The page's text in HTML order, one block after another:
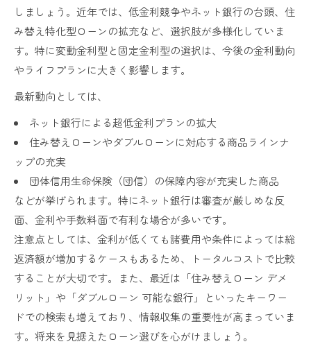
しましょう。近年では、低金利競争やネット銀行の台頭、住
み替え特化型ローンの拡充など、選択肢が多様化していま
す。特に変動金利型と固定金利型の選択は、今後の金利動向
やライフプランに大きく影響します。
最新動向としては、
ネット銀行による超低金利プランの拡大
住み替えローンやダブルローンに対応する商品ラインナ
ップの充実
団体信用生命保険（団信）の保障内容が充実した商品
などが挙げられます。特にネット銀行は審査が厳しめな反
面、金利や手数料面で有利な場合が多いです。
注意点としては、金利が低くても諸費用や条件によっては総
返済額が増加するケースもあるため、トータルコストで比較
することが大切です。また、最近は「住み替えローン デメ
リット」や「ダブルローン 可能な銀行」といったキーワー
ドでの検索も増えており、情報収集の重要性が高まっていま
す。将来を見据えたローン選びを心がけましょう。